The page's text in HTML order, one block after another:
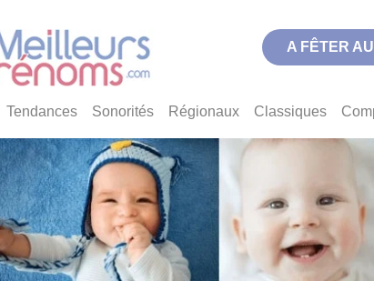
A FÊTER
Tendances Sonorités Régionaux Classiques